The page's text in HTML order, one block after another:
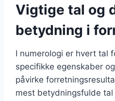
Vigtige tal og
betydning i
I numerologi er hvert tal
specifikke egenskaber
påvirke
mest betydningsfulde